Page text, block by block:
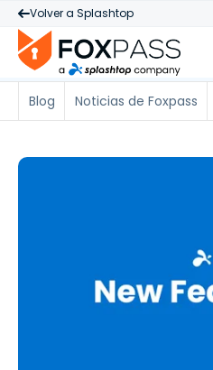
Volver a Splashtop
Blog Noticias de Foxpass